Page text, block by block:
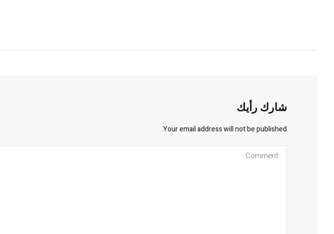
شارك رأيك
Your email address will not be published.